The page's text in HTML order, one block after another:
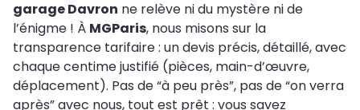
garage Davron ne relève ni du mystère ni de
l’énigme ! À MGParis, nous misons sur la
transparence tarifaire : un devis précis, détaillé, avec
chaque centime justifié (pièces, main-d’œuvre,
déplacement). Pas de “à peu près”, pas de “on verra
après” avec nous, tout est prêt : vous savez